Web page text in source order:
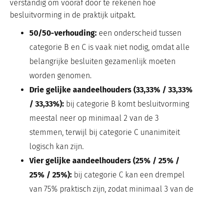
verstandig om vooraf door te rekenen hoe
besluitvorming in de praktijk uitpakt.
50/50-verhouding: een onderscheid tussen
categorie B en C is vaak niet nodig, omdat alle
belangrijke besluiten gezamenlijk moeten
worden genomen.
Drie gelijke aandeelhouders (33,33% / 33,33%
/ 33,33%): bij categorie B komt besluitvorming
meestal neer op minimaal 2 van de 3
stemmen, terwijl bij categorie C unanimiteit
logisch kan zijn.
Vier gelijke aandeelhouders (25% / 25% /
25% / 25%): bij categorie C kan een drempel
van 75% praktisch zijn, zodat minimaal 3 van de